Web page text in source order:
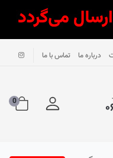
درباره ما تماس با ما
0